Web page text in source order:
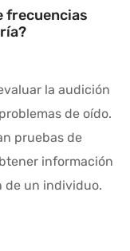
frecuencias
la audición
de oído.
pruebas de
información
de un individuo.